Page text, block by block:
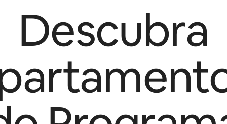
Descubra